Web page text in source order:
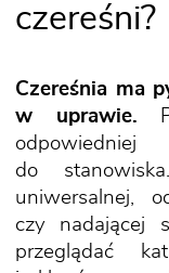
czereśni?
Czereśnia ma
w uprawie.
do
uniwersalnej,
czy nadającej
przeglądać